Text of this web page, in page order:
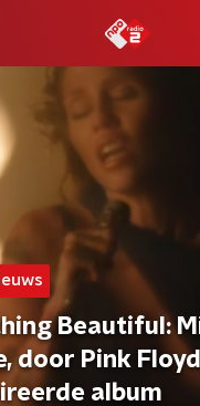
Beautiful:
door Pink
album